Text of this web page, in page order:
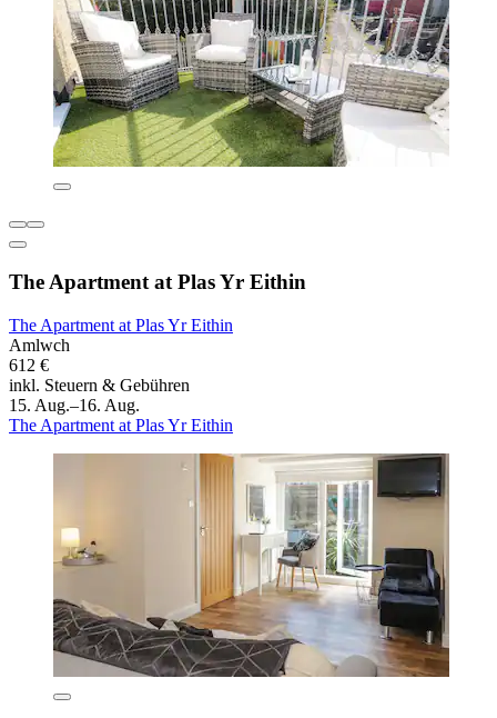
The Apartment at Plas Yr Eithin
The Apartment at Plas Yr Eithin
Amlwch
612 €
inkl. Steuern & Gebühren
15. Aug.–16. Aug.
The Apartment at Plas Yr Eithin